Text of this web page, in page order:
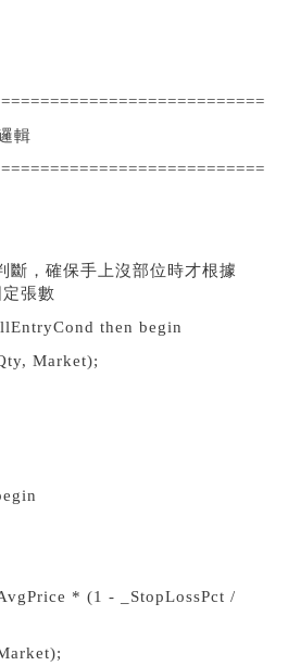
輯
斷，確保手上沒部位時才根據
張數
then begin
Market);
* (1 - _StopLossPct /